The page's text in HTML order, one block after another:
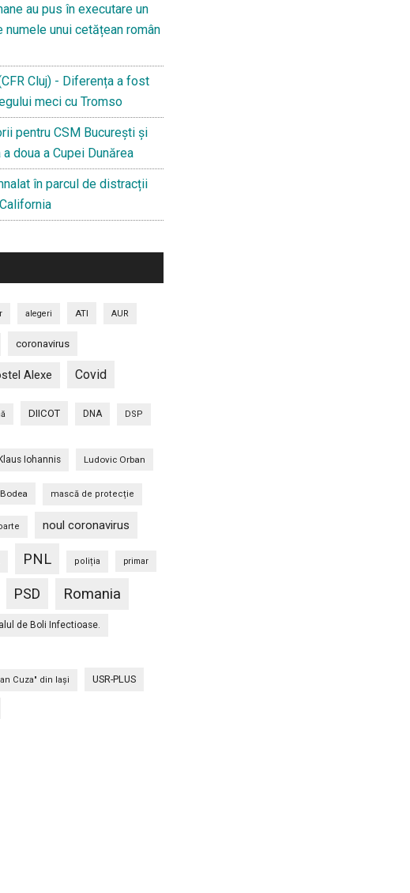
au pus în executare un
numele unui cetățean român
Cluj) - Diferența a fost
meci cu Tromso
pentru CSM București și
doua a Cupei Dunărea
în parcul de distracții
alegeri ATI AUR
coronavirus
Alexe Covid
DIICOT DNA DSP
Iohannis Ludovic Orban
mască de protecție
noul coronavirus
PNL poliția primar
PSD Romania
de Boli Infectioase.
Cuza" din Iaşi USR-PLUS